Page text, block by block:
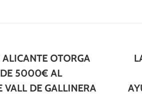
OTORGA
DE 5000€ AL
DE GALLINERA